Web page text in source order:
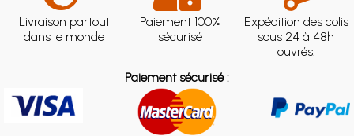
Livraison partout
dans le monde
Paiement 100%
sécurisé
Expédition des colis
sous 24 à 48h
ouvrés.
Paiement sécurisé :